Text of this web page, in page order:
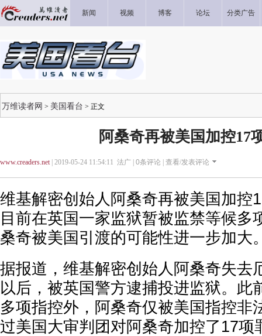
新闻 视频 博客 论坛 分类广告
万维读者网 > 美国看台 > 正文
阿桑奇再被美国加控17
www.creaders.net| 2019-05-24 11:54:11 法广 | 0条评论 | 查看/发表评论
维基解密创始人阿桑奇再被美国加控
目前在英国一家监狱暂被监禁等候多
桑奇被美国引渡的可能性进一步加大
据报道，维基解密创始人阿桑奇失去
以后，被英国警方逮捕投进监狱。此
多项指控外，阿桑奇仅被美国指控非
过美国大审判团对阿桑奇加控了17项